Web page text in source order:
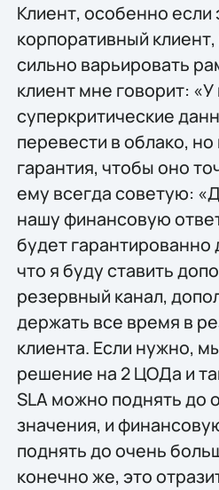
Клиент, особенно если
корпоративный
сильно варьировать
клиент мне говорит:
суперкритические
перевести в облако,
гарантия, чтобы оно
ему всегда советую:
нашу финансовую
будет
что я буду ставить
резервный канал,
держать все время в
клиента. Если нужно,
решение на 2 ЦОДа и
SLA можно поднять до
значения, и
поднять до очень
конечно же, это